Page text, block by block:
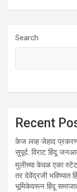
Search
Recent
केज लव्ह जेहाद
सुपूर्द. विराट हिंदू
मुलीच्या केवळ एका
तर देवेंद्रजी भविष्यात
भूमिकेवरून हिंदू